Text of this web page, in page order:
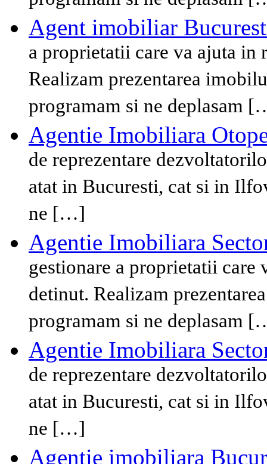
Agent imobiliar
a proprietatii care va ajuta
Realizam prezentarea
programam si ne deplasam
Agentie Imobiliara
de reprezentare
atat in Bucuresti, cat si in
ne […]
Agentie Imobiliara
gestionare a proprietatii
detinut. Realizam
programam si ne deplasam
Agentie Imobiliara
de reprezentare
atat in Bucuresti, cat si in
ne […]
Agentie imobiliara